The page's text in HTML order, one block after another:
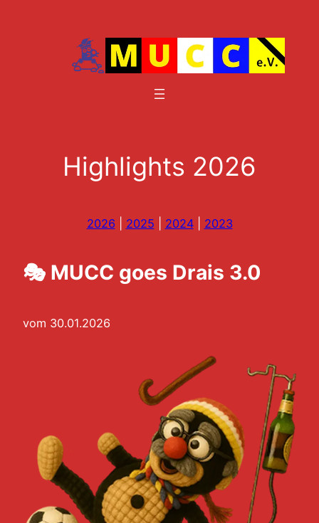
Highlights 2026
2026 2025 2024| 2023
🎭 MUCC goes Drais 3.0
vom 30.01.2026